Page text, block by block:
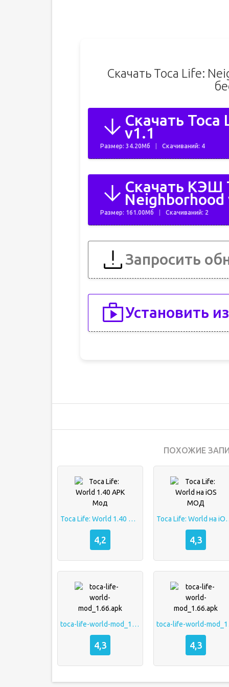
Скачать Toca Life:
Скачать
v1.1
Размер: 34.20Мб Скачиваний: 4
Скачать КЭШ
Neighborhood
Размер: 161.00Мб Скачиваний: 2
Запросить
Установить
ПОХОЖИЕ
Toca Life: World 1.40 APK Мод
4,2
Toca
4,3
toca-life-world-mod_1.66.apk
4,3 4,3